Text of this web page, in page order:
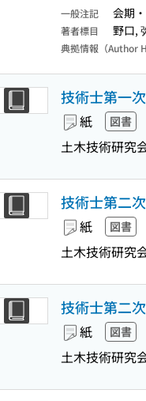
一般注記 会期
著者標目 野口,
典拠情報（Author
技術士第一
紙 図書
土木技術研究
技術士第二
紙 図書
土木技術研究
技術士第二
紙 図書
土木技術研究